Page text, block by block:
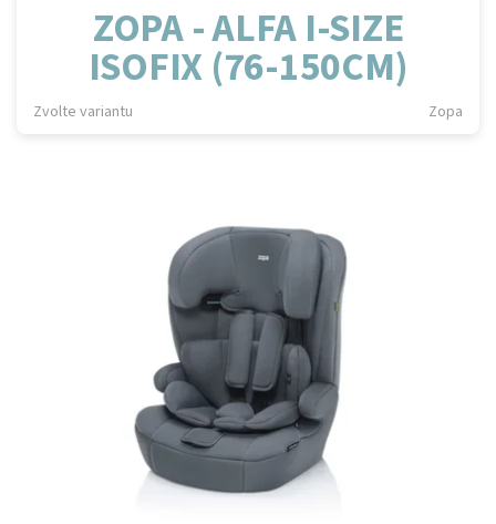
ZOPA - ALFA I-SIZE
ISOFIX (76-150CM)
Zvolte variantu Zopa